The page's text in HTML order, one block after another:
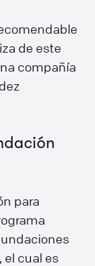
de este
compañía
para
el cual es